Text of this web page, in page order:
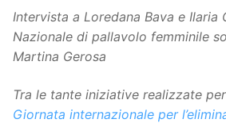
Intervista a Loredana Bava e Ilaria
Nazionale di pallavolo femminile
Martina Gerosa
Tra le tante iniziative realizzate
Giornata internazionale per